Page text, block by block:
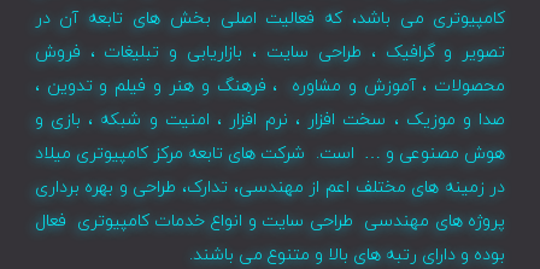
کامپیوتری می باشد، که فعالیت اصلی بخش های تابعه آن در
تصویر و گرافیک ، طراحی سایت ، بازاریابی و تبلیغات ، فروش
محصولات ، آموزش و مشاوره ، فرهنگ و هنر و فیلم و تدوین ،
صدا و موزیک ، سخت افزار ، نرم افزار ، امنیت و شبکه ، بازی و
هوش مصنوعی و … است. شرکت های تابعه مرکز کامپیوتری میلاد
در زمینه های مختلف اعم از مهندسی، تدارک، طراحی و بهره برداری
پروژه های مهندسی طراحی سایت و انواع خدمات کامپیوتری فعال
بوده و دارای رتبه های بالا و متنوع می باشند.